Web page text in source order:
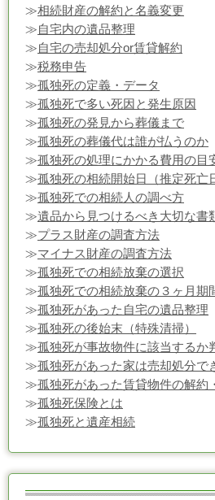
≫相続財産の解約と名義変更
≫自宅内の遺品整理
≫自宅の売却処分or賃貸解約
≫税務申告
≫孤独死の定義・データ
≫孤独死で多い死因と発生原因
≫孤独死の発見から葬儀まで
≫孤独死の葬儀代は誰が払うのか
≫孤独死の処理にかかる費用の目
≫孤独死の相続開始日（推定死亡
≫孤独死での相続人の調べ方
≫遺品から見つけるべき大切な書
≫プラス財産の調査方法
≫マイナス財産の調査方法
≫孤独死での相続放棄の選択
≫孤独死での相続放棄の３ヶ月期
≫孤独死があった自宅の遺品整理
≫孤独死の後始末（特殊清掃）
≫孤独死が事故物件に該当するか
≫孤独死があった家は売却処分で
≫孤独死があった賃貸物件の解約
≫孤独死保険とは
≫孤独死と遺産相続